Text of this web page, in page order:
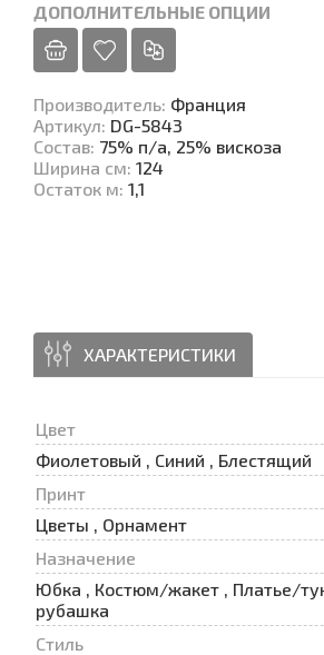
ДОПОЛНИТЕЛЬНЫЕ ОПЦИИ
Производитель: Франция
Артикул: DG-5843
Состав: 75% п/а, 25% вискоза
Ширина см: 124
Остаток м: 1,1
ХАРАКТЕРИСТИКИ
Цвет
Фиолетовый , Синий , Блестящий
Принт
Цветы , Орнамент
Назначение
Юбка , Костюм/жакет , Платье/
рубашка
Стиль